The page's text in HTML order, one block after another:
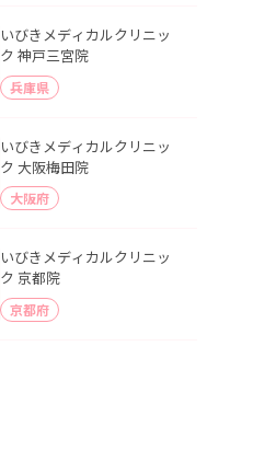
いびきメディカルクリニッ
ク 神戸三宮院
兵庫県
いびきメディカルクリニッ
ク 大阪梅田院
大阪府
いびきメディカルクリニッ
ク 京都院
京都府